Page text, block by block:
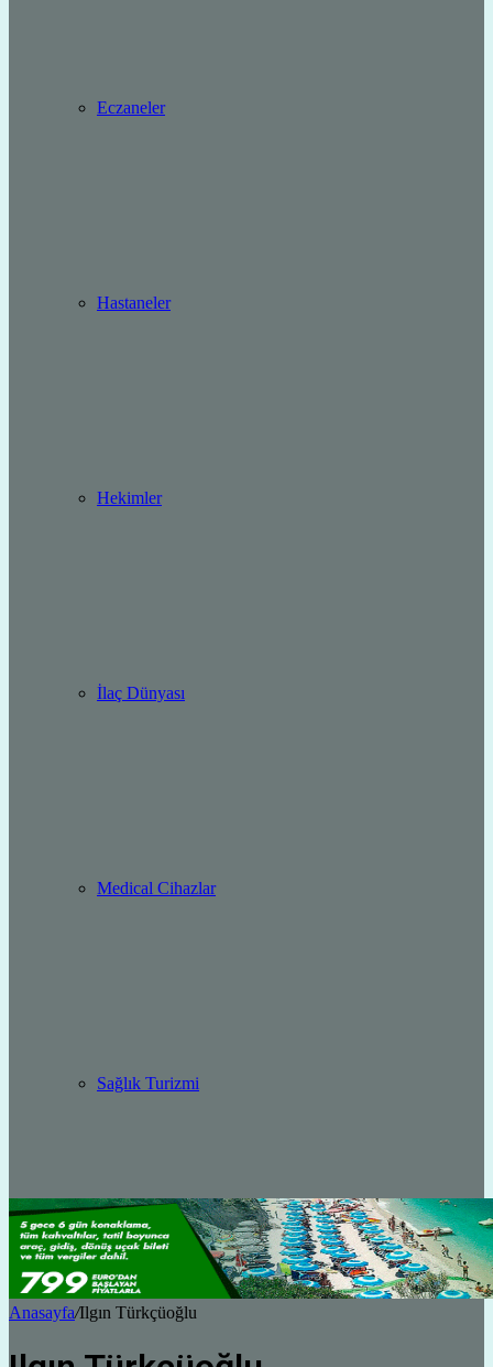
Eczaneler
Hastaneler
Hekimler
İlaç Dünyası
Medical Cihazlar
Sağlık Turizmi
Anasayfa/Ilgın Türkçüoğlu